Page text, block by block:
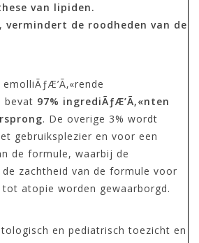
van lipiden.
vermindert de roodheden van de
bevat 97% ingrediÃƒÆ’Ã‚«nten
. De overige 3% wordt
gebruiksplezier en voor een
de formule, waarbij de
zachtheid van de formule voor
atopie worden gewaarborgd.
en pediatrisch toezicht en